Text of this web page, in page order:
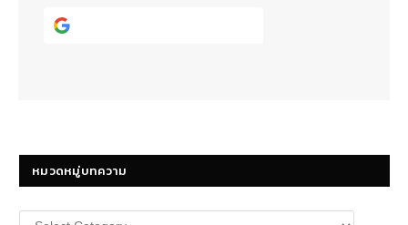
หมวดหมู่บทความ
หมวด